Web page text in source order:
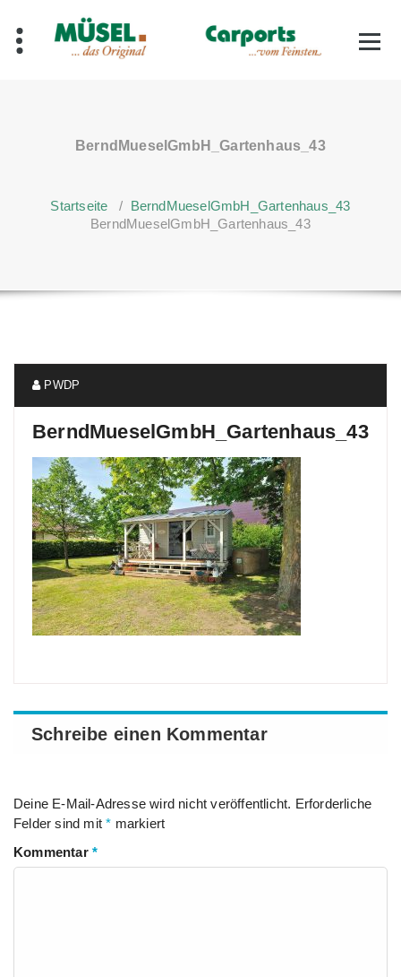
Inhalt
springen
BerndMueselGmbH_Gartenhaus_43
Startseite / BerndMueselGmbH_Gartenhaus_43
BerndMueselGmbH_Gartenhaus_43
PWDP
BerndMueselGmbH_Gartenhaus_43
Schreibe einen Kommentar
Deine E-Mail-Adresse wird nicht veröffentlicht. Erforderliche
Felder sind mit* markiert
Kommentar *